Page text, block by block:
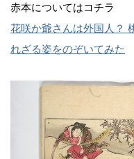
赤本についてはコチラ
花咲か爺さんは外国人？
れざる姿をのぞいてみた